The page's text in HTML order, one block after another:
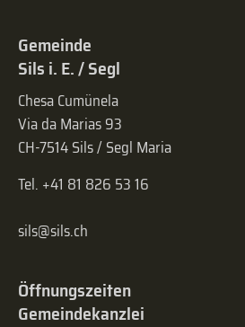
Gemeinde
Sils i. E. / Segl
Chesa Cumünela
Via da Marias 93
CH-7514 Sils / Segl Maria
Tel. +41 81 826 53 16
sils@sils.ch
Öffnungszeiten
Gemeindekanzlei